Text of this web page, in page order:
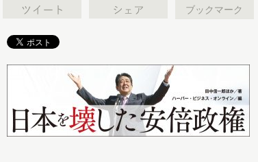
ブックマーク